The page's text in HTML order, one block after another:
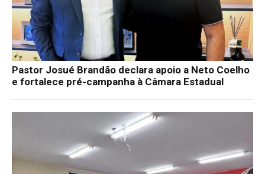
Pastor Josué Brandão declara apoio a Neto Coelho
e fortalece pré-campanha à Câmara Estadual